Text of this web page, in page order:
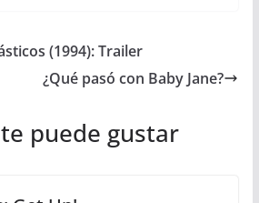
(1994): Trailer
¿Qué pasó con Baby Jane?
puede gustar